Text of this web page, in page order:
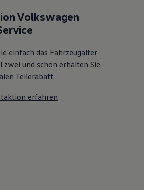
Volkswagen
einfach das Fahrzeugalter
zwei und schon erhalten Sie
Teilerabatt.
erfahren